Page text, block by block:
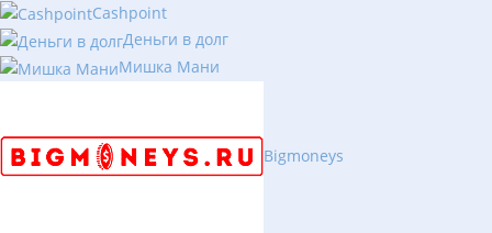
Cashpoint
Деньги в долг
Мишка Мани
Bigmoneys